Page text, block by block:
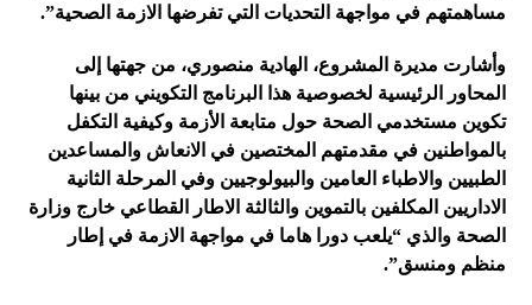
مساهمتهم في مواجهة التحديات التي تفرضها الازمة الصحية”.
وأشارت مديرة المشروع، الهادية منصوري، من جهتها إلى
المحاور الرئيسية لخصوصية هذا البرنامج التكويني من بينها
تكوين مستخدمي الصحة حول متابعة الأزمة وكيفية التكفل
بالمواطنين في مقدمتهم المختصين في الانعاش والمساعدين
الطبيين والاطباء العامين والبيولوجيين وفي المرحلة الثانية
الاداريين المكلفين بالتموين والثالثة الاطار القطاعي خارج وزارة
الصحة والذي “يلعب دورا هاما في مواجهة الازمة في إطار
منظم ومنسق”.